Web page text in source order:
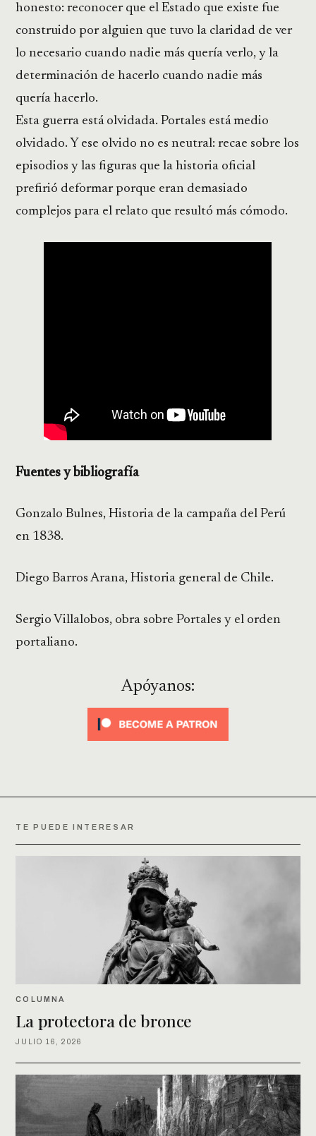
honesto: reconocer que el Estado que existe fue
construido por alguien que tuvo la claridad de ver
lo necesario cuando nadie más quería verlo, y la
determinación de hacerlo cuando nadie más
quería hacerlo.
Esta guerra está olvidada. Portales está medio
olvidado. Y ese olvido no es neutral: recae sobre los
episodios y las figuras que la historia oficial
prefirió deformar porque eran demasiado
complejos para el relato que resultó más cómodo.
Fuentes y bibliografía
Gonzalo Bulnes, Historia de la campaña del Perú
en 1838.
Diego Barros Arana, Historia general de Chile.
Sergio Villalobos, obra sobre Portales y el orden
portaliano.
Apóyanos:
TE PUEDE INTERESAR
COLUMNA
La protectora de bronce
JULIO 16, 2026